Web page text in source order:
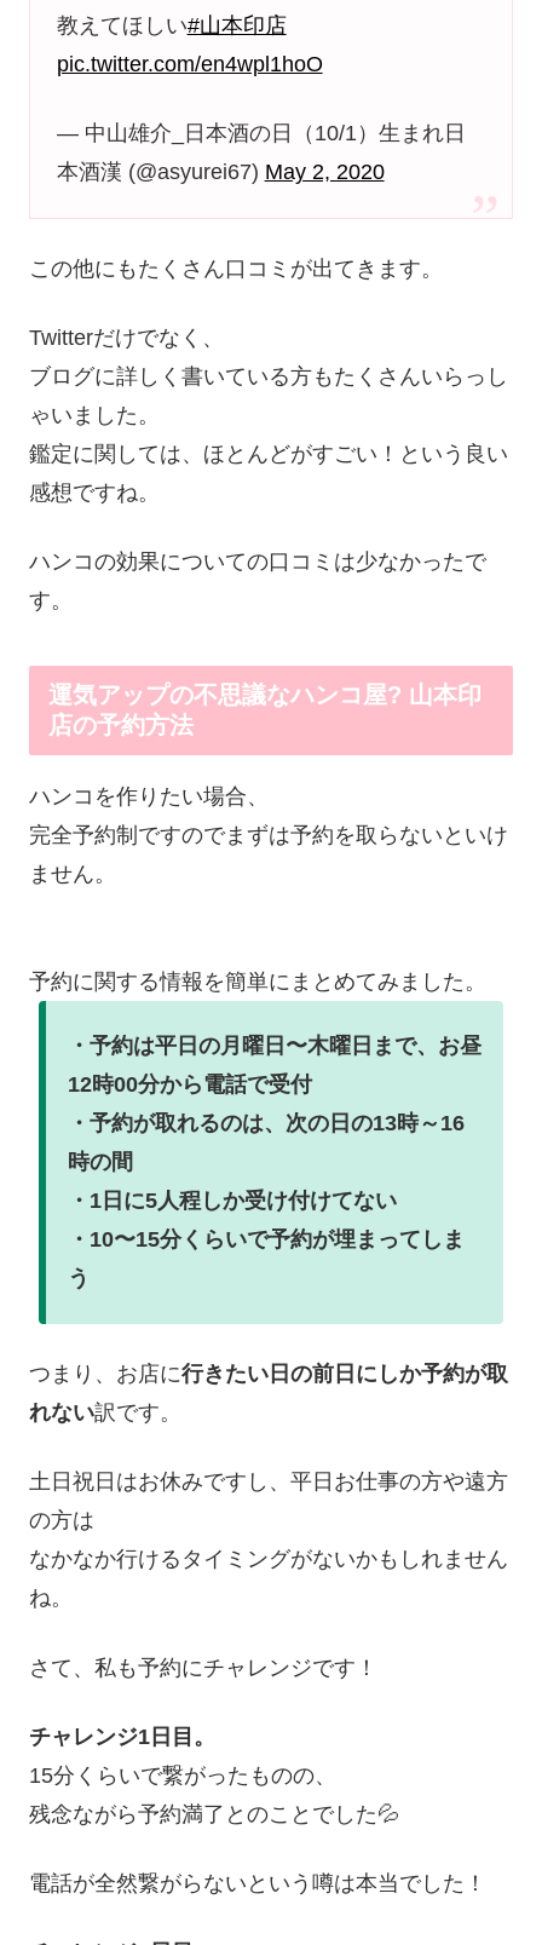
教えてほしい#山本印店
pic.twitter.com/en4wpl1hoO
— 中山雄介_日本酒の日（10/1）生まれ日
本酒漢 (@asyurei67) May 2, 2020
この他にもたくさん口コミが出てきます。
Twitterだけでなく、
ブログに詳しく書いている方もたくさんいらっし
ゃいました。
鑑定に関しては、ほとんどがすごい！という良い
感想ですね。
ハンコの効果についての口コミは少なかったで
す。
運気アップの不思議なハンコ屋? 山本印
店の予約方法
ハンコを作りたい場合、
完全予約制ですのでまずは予約を取らないといけ
ません。
予約に関する情報を簡単にまとめてみました。
・予約は平日の月曜日〜木曜日まで、お昼
12時00分から電話で受付
・予約が取れるのは、次の日の13時～16
時の間
・1日に5人程しか受け付けてない
・10〜15分くらいで予約が埋まってしま
う
つまり、お店に行きたい日の前日にしか予約が取
れない訳です。
土日祝日はお休みですし、平日お仕事の方や遠方
の方は
なかなか行けるタイミングがないかもしれません
ね。
さて、私も予約にチャレンジです！
チャレンジ1日目。
15分くらいで繋がったものの、
残念ながら予約満了とのことでした💦
電話が全然繋がらないという噂は本当でした！